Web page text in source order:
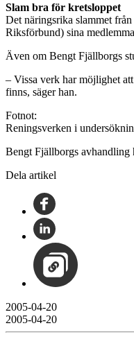
Slam bra för kretsloppet
Det näringsrika slammet
Riksförbund) sina
Även om Bengt Fjällborgs
– Vissa verk har möjlighet
finns, säger han.
Fotnot:
Reningsverken i
Bengt Fjällborgs avhandling
Dela artikel
2005-04-20
2005-04-20